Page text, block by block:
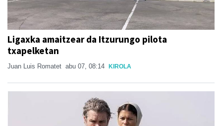
Ligaxka amaitzear da Itzurungo pilota
txapelketan
Juan Luis Romatet abu 07, 08:14 KIROLA